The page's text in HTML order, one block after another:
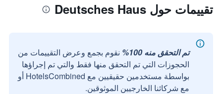
تقييمات حول Deutsches Haus
تم التحقق منه 100%
نقوم بجمع وعرض التقييمات من
الحجوزات التي تم التحقق منها فقط والتي تم إجراؤها
بواسطة مستخدمين حقيقيين مع HotelsCombined أو
مع شركائنا الخارجيين الموثوقين.